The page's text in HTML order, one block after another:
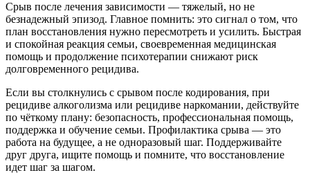
Срыв после лечения зависимости — тяжелый, но не
безнадежный эпизод. Главное помнить: это сигнал о том, что
план восстановления нужно пересмотреть и усилить. Быстрая
и спокойная реакция семьи, своевременная медицинская
помощь и продолжение психотерапии снижают риск
долговременного рецидива.
Если вы столкнулись с срывом после кодирования, при
рецидиве алкоголизма или рецидиве наркомании, действуйте
по чёткому плану: безопасность, профессиональная помощь,
поддержка и обучение семьи. Профилактика срыва — это
работа на будущее, а не одноразовый шаг. Поддерживайте
друг друга, ищите помощь и помните, что восстановление
идет шаг за шагом.